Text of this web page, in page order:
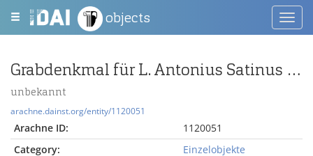
objects
Grabdenkmal für L. Antonius Satinus (eques cohortis V praetoriae)
unbekannt
arachne.dainst.org/entity/1120051
Arachne ID:
1120051
Category:
Einzelobjekte